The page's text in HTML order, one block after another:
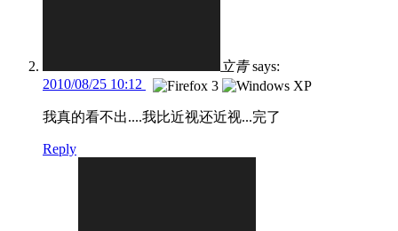
立青 says:
2010/08/25 10:12
我真的看不出....我比近视还近视...完了
Reply